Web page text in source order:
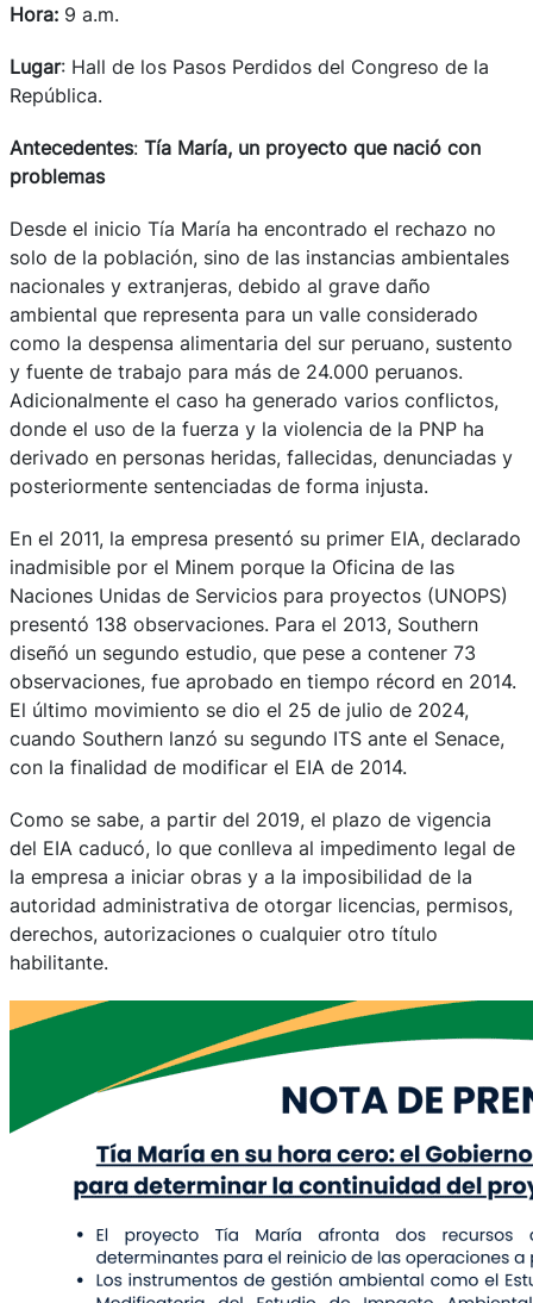
Hora: 9 a.m.
Lugar: Hall de los Pasos Perdidos del Congreso de la
República.
Antecedentes: Tía María, un proyecto que nació con
problemas
Desde el inicio Tía María ha encontrado el rechazo no
solo de la población, sino de las instancias ambientales
nacionales y extranjeras, debido al grave daño
ambiental que representa para un valle considerado
como la despensa alimentaria del sur peruano, sustento
y fuente de trabajo para más de 24.000 peruanos.
Adicionalmente el caso ha generado varios conflictos,
donde el uso de la fuerza y la violencia de la PNP ha
derivado en personas heridas, fallecidas, denunciadas y
posteriormente sentenciadas de forma injusta.
En el 2011, la empresa presentó su primer EIA, declarado
inadmisible por el Minem porque la Oficina de las
Naciones Unidas de Servicios para proyectos (UNOPS)
presentó 138 observaciones. Para el 2013, Southern
diseñó un segundo estudio, que pese a contener 73
observaciones, fue aprobado en tiempo récord en 2014.
El último movimiento se dio el 25 de julio de 2024,
cuando Southern lanzó su segundo ITS ante el Senace,
con la finalidad de modificar el EIA de 2014.
Como se sabe, a partir del 2019, el plazo de vigencia
del EIA caducó, lo que conlleva al impedimento legal de
la empresa a iniciar obras y a la imposibilidad de la
autoridad administrativa de otorgar licencias, permisos,
derechos, autorizaciones o cualquier otro título
habilitante.